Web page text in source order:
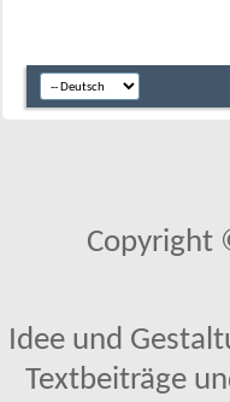
Copyright
Idee und
Textbeiträge